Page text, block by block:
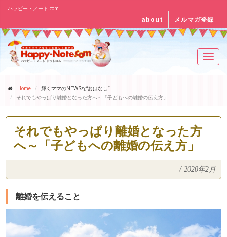
ハッピー・ノート.com
about メルマガ登録
Home
輝くママのNEWSな“おはなし”
それでもやっぱり離婚となった方へ～「子どもへの離婚の伝え方」
それでもやっぱり離婚となった方
へ～「子どもへの離婚の伝え方」
/ 2020年2月
離婚を伝えること